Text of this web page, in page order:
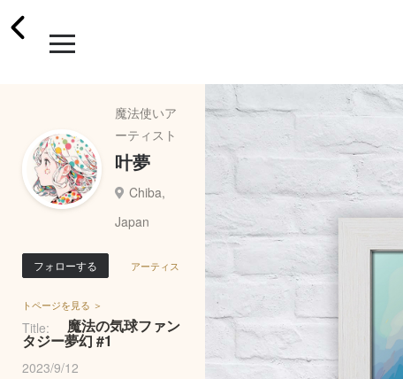
魔法使いア
ーティスト
叶夢
Chiba,
Japan
フォローする アーティス
トページを見る ＞
Title: 魔法の気球ファン
タジー夢幻 #1
2023/9/12